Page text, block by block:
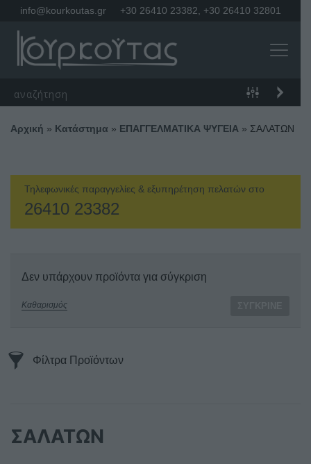
info@kourkoutas.gr +30 26410 23382 +30 26410 32801
Αρχική » Κατάστημα » ΕΠΑΓΓΕΛΜΑΤΙΚΑ ΨΥΓΕΙΑ » ΣΑΛΑΤΩΝ
Τηλεφωνικές παραγγελίες & εξυπηρέτηση πελατών στο
26410 23382
Δεν υπάρχουν προϊόντα για σύγκριση
Καθαρισμός
Φίλτρα Προϊόντων
ΣΑΛΑΤΩΝ